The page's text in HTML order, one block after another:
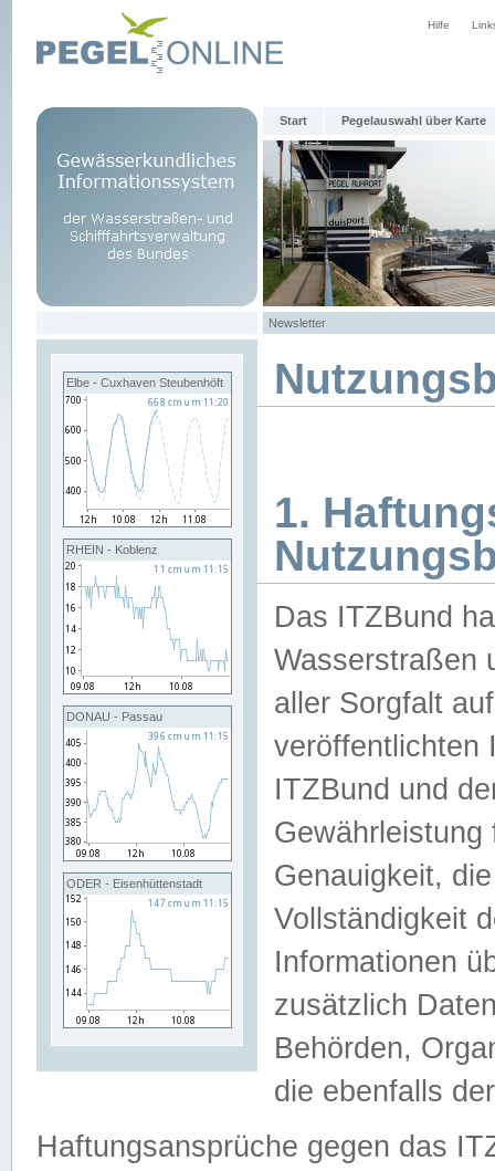
Hilfe
Start Pegelauswahl über Karte
Newsletter
Elbe - Cuxhaven Steubenhöft
RHEIN - Koblenz
DONAU - Passau
ODER - Eisenhüttenstadt
1.
Das ITZBund
Wasserstraßen
aller Sorgfalt
veröffentlichten
ITZBund und
Genauigkeit,
Vollständigkeit
Informationen
zusätzlich
Behörden,
die ebenfalls
Haftungsansprüche gegen das